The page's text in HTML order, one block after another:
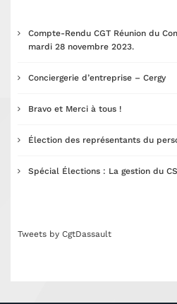
Compte-Rendu CGT Réunion du
mardi 28 novembre 2023.
Conciergerie d’entreprise – Cergy
Bravo et Merci à tous !
Élection des représentants du
Spécial Élections : La gestion du
Tweets by CgtDassault